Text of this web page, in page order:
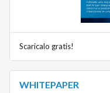
Scaricalo gratis!
WHITEPAPER